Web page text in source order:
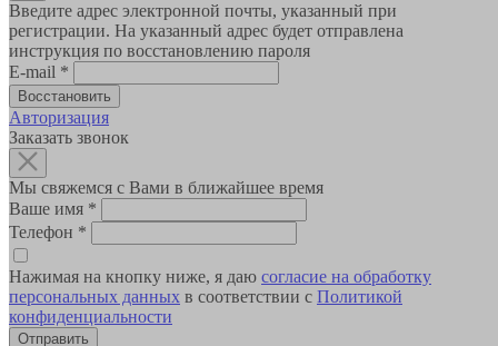
Введите адрес электронной почты, указанный при
регистрации. На указанный адрес будет отправлена
инструкция по восстановлению пароля
E-mail *
Авторизация
Заказать звонок
Мы свяжемся с Вами в ближайшее время
Ваше имя *
Телефон *
Нажимая на кнопку ниже, я даю согласие на обработку
персональных данных в соответствии с Политикой
конфиденциальности